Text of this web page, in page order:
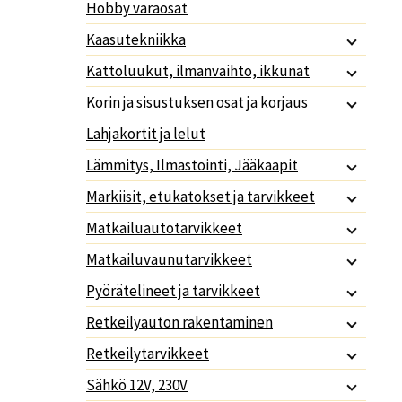
Hobby varaosat
Kaasutekniikka
Kattoluukut, ilmanvaihto, ikkunat
Korin ja sisustuksen osat ja korjaus
Lahjakortit ja lelut
Lämmitys, Ilmastointi, Jääkaapit
Markiisit, etukatokset ja tarvikkeet
Matkailuautotarvikkeet
Matkailuvaunutarvikkeet
Pyörätelineet ja tarvikkeet
Retkeilyauton rakentaminen
Retkeilytarvikkeet
Sähkö 12V, 230V